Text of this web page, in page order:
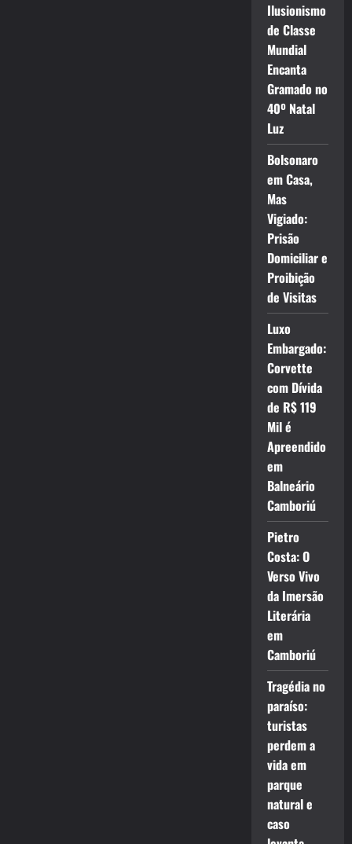
Ilusionismo
de Classe
Mundial
Encanta
Gramado no
40º Natal
Luz
Bolsonaro
em Casa,
Mas
Vigiado:
Prisão
Domiciliar e
Proibição
de Visitas
Luxo
Embargado:
Corvette
com Dívida
de R$ 119
Mil é
Apreendido
em
Balneário
Camboriú
Pietro
Costa: O
Verso Vivo
da Imersão
Literária
em
Camboriú
Tragédia no
paraíso:
turistas
perdem a
vida em
parque
natural e
caso